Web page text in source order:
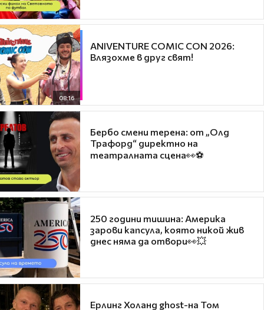
08:16
ANIVENTURE COMIC CON 2026:
Влязохме в друг свят!
Бербо смени терена: от „Олд
Трафорд“ директно на
театралната сцена👀⚽
250 години тишина: Америка
зарови капсула, която никой жив
днес няма да отвори👀💥
Ерлинг Холанд ghost-на Том